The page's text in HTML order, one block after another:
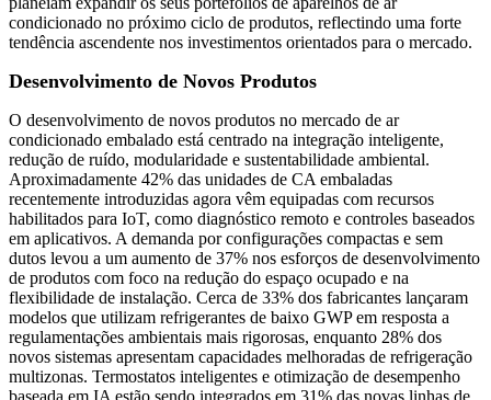
condicionado no próximo ciclo de produtos, reflectindo uma forte
tendência ascendente nos investimentos orientados para o mercado.
Desenvolvimento de Novos Produtos
O desenvolvimento de novos produtos no mercado de ar
condicionado embalado está centrado na integração inteligente,
redução de ruído, modularidade e sustentabilidade ambiental.
Aproximadamente 42% das unidades de CA embaladas
recentemente introduzidas agora vêm equipadas com recursos
habilitados para IoT, como diagnóstico remoto e controles baseados
em aplicativos. A demanda por configurações compactas e sem
dutos levou a um aumento de 37% nos esforços de desenvolvimento
de produtos com foco na redução do espaço ocupado e na
flexibilidade de instalação. Cerca de 33% dos fabricantes lançaram
modelos que utilizam refrigerantes de baixo GWP em resposta a
regulamentações ambientais mais rigorosas, enquanto 28% dos
novos sistemas apresentam capacidades melhoradas de refrigeração
multizonas. Termostatos inteligentes e otimização de desempenho
baseada em IA estão sendo integrados em 31% das novas linhas de